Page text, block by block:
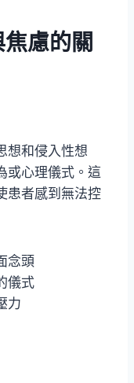
慮的關
想和侵入性想
或心理儀式。這
患者感到無法控
念頭
儀式
力